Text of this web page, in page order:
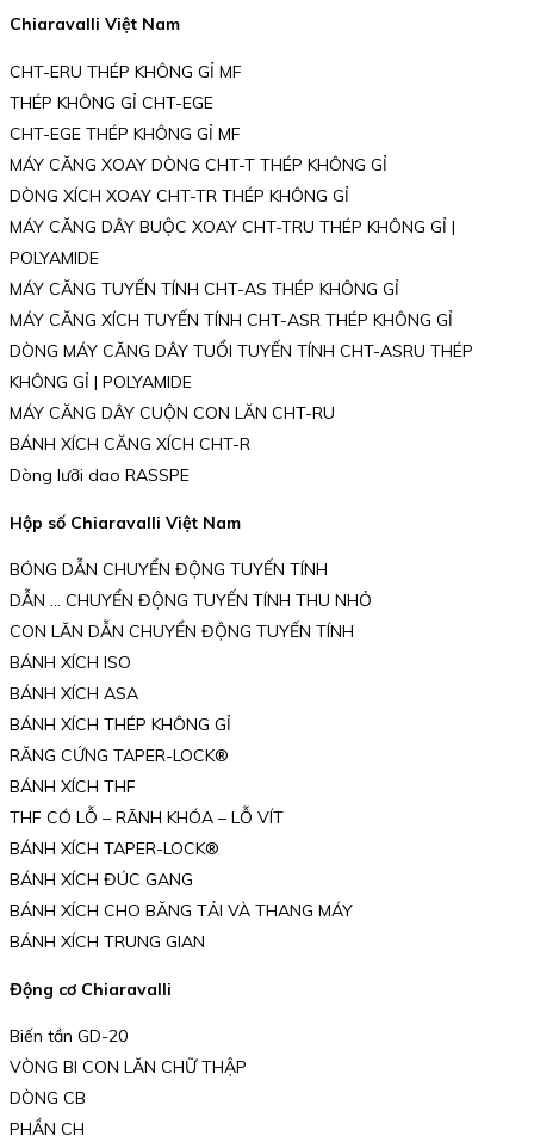
Chiaravalli Việt Nam
CHT-ERU THÉP KHÔNG GỈ MF
THÉP KHÔNG GỈ CHT-EGE
CHT-EGE THÉP KHÔNG GỈ MF
MÁY CĂNG XOAY DÒNG CHT-T THÉP KHÔNG GỈ
DÒNG XÍCH XOAY CHT-TR THÉP KHÔNG GỈ
MÁY CĂNG DÂY BUỘC XOAY CHT-TRU THÉP KHÔNG GỈ |
POLYAMIDE
MÁY CĂNG TUYẾN TÍNH CHT-AS THÉP KHÔNG GỈ
MÁY CĂNG XÍCH TUYẾN TÍNH CHT-ASR THÉP KHÔNG GỈ
DÒNG MÁY CĂNG DÂY TUỔI TUYẾN TÍNH CHT-ASRU THÉP
KHÔNG GỈ | POLYAMIDE
MÁY CĂNG DÂY CUỘN CON LĂN CHT-RU
BÁNH XÍCH CĂNG XÍCH CHT-R
Dòng lưỡi dao RASSPE
Hộp số Chiaravalli Việt Nam
BÓNG DẪN CHUYỂN ĐỘNG TUYẾN TÍNH
DẪN … CHUYỂN ĐỘNG TUYẾN TÍNH THU NHỎ
CON LĂN DẪN CHUYỂN ĐỘNG TUYẾN TÍNH
BÁNH XÍCH ISO
BÁNH XÍCH ASA
BÁNH XÍCH THÉP KHÔNG GỈ
RĂNG CỨNG TAPER-LOCK®
BÁNH XÍCH THF
THF CÓ LỖ – RÃNH KHÓA – LỖ VÍT
BÁNH XÍCH TAPER-LOCK®
BÁNH XÍCH ĐÚC GANG
BÁNH XÍCH CHO BĂNG TẢI VÀ THANG MÁY
BÁNH XÍCH TRUNG GIAN
Động cơ Chiaravalli
Biến tần GD-20
VÒNG BI CON LĂN CHỮ THẬP
DÒNG CB
PHẦN CH